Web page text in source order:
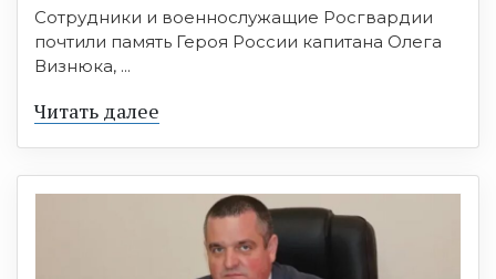
Сотрудники и военнослужащие Росгвардии
почтили память Героя России капитана Олега
Визнюка, ...
Читать далее